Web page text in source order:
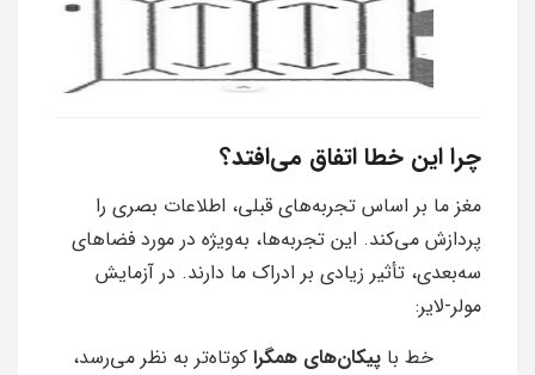
چرا این خطا اتفاق می‌افتد؟
مغز ما بر اساس تجربه‌های قبلی، اطلاعات بصری را
پردازش می‌کند. این تجربه‌ها، به‌ویژه در مورد فضاهای
سه‌بعدی، تأثیر زیادی بر ادراک ما دارند. در آزمایش
مولر-لایر:
خط با پیکان‌های همگرا کوتاه‌تر به نظر می‌رسد،